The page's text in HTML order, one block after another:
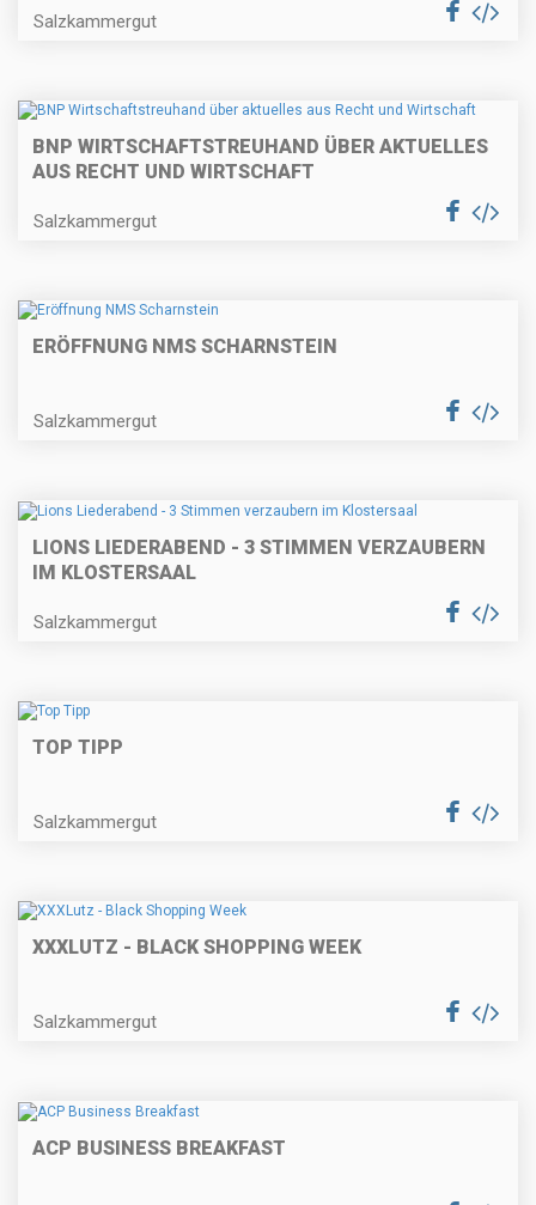
Salzkammergut
BNP WIRTSCHAFTSTREUHAND ÜBER AKTUELLES
AUS RECHT UND WIRTSCHAFT
Salzkammergut
ERÖFFNUNG NMS SCHARNSTEIN
Salzkammergut
LIONS LIEDERABEND - 3 STIMMEN VERZAUBERN
IM KLOSTERSAAL
Salzkammergut
TOP TIPP
Salzkammergut
XXXLUTZ - BLACK SHOPPING WEEK
Salzkammergut
ACP BUSINESS BREAKFAST